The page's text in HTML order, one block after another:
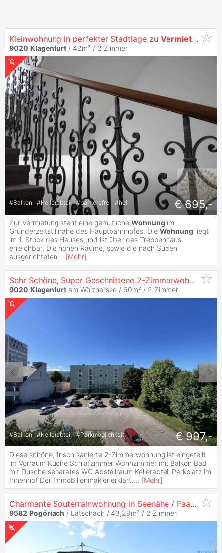
Kleinwohnung in perfekter Stadtlage zu Vermieten !
9020 Klagenfurt / 42m² / 2 Zimmer
#Balkon #Kellerabteil #barrierefrei #hell € 695,-
Zur Vermietung steht eine gemütliche Wohnung im
Gründerzeitstil nahe des Hauptbahnhofes. Die Wohnung liegt
im 1. Stock des Hauses und ist über das Treppenhaus
erreichbar. Die hohen Räume, sowie die nach Süden
ausgerichteten... [Mehr]
Sehr Schöne, Super Geschnittene 2-Zimmerwohnung !
9020 Klagenfurt am Wörthersee / 60m² / 2 Zimmer
#Balkon #Kellerabteil #Parkmöglichkeit € 997,-
Diese schöne, frisch sanierte 2-Zimmerwohnung ist eingeteilt
in: Vorraum Küche Schlafzimmer Wohnzimmer mit Balkon Bad
mit Dusche separates WC Abstellraum Kellerabteil Parkplatz im
Innenhof Der Immobilienmakler erklärt,... [Mehr]
Charmante Souterrainwohnung in Seenähe / Faaker See
9582 Pogöriach / Latschach / 43,29m² / 2 Zimmer